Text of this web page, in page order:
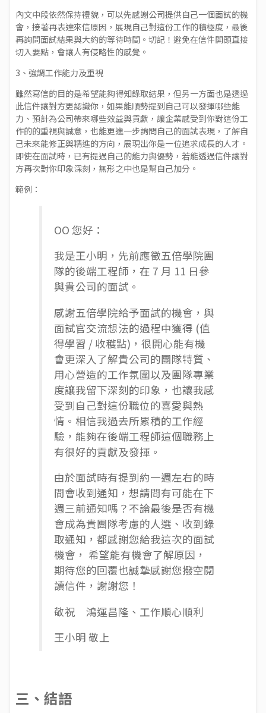
內文中段依然保持禮貌，可以先感謝公司提供自己一個面試的機
會，接著再表達來信原因，展現自己對這份工作的積極度，最後
再詢問面試結果與大約的等待時間。切記！避免在信件開頭直接
切入要點，會讓人有侵略性的感覺。
3、強調工作能力及重視
雖然寫信的目的是希望能夠得知錄取結果，但另一方面也是透過
此信件讓對方更認識你，如果能順勢提到自己可以發揮哪些能
力、預計為公司帶來哪些效益與貢獻，讓企業感受到你對這份工
作的的重視與誠意，也能更進一步詢問自己的面試表現，了解自
己未來能修正與精進的方向，展現出你是一位追求成長的人才。
即使在面試時，已有提過自己的能力與優勢，若能透過信件讓對
方再次對你印象深刻，無形之中也是幫自己加分。
範例：
OO 您好：
我是王小明，先前應徵五倍學院團
隊的後端工程師，在 7 月 11 日參
與貴公司的面試。
感謝五倍學院給予面試的機會，與
面試官交流想法的過程中獲得 (值
得學習 / 收穫點)，很開心能有機
會更深入了解貴公司的團隊特質、
用心營造的工作氛圍以及團隊專業
度讓我留下深刻的印象，也讓我感
受到自己對這份職位的喜愛與熱
情。相信我過去所累積的工作經
驗，能夠在後端工程師這個職務上
有很好的貢獻及發揮。
由於面試時有提到約一週左右的時
間會收到通知，想請問有可能在下
週三前通知嗎？不論最後是否有機
會成為貴團隊考慮的人選、收到錄
取通知，都感謝您給我這次的面試
機會， 希望能有機會了解原因，
期待您的回覆也誠摯感謝您撥空閱
讀信件，謝謝您！
敬祝 鴻運昌隆、工作順心順利
王小明 敬上
三、結語